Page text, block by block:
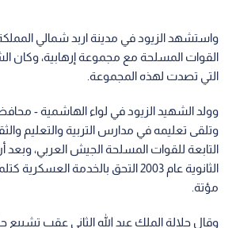
واستشهد الزيود في مدينة اربد شمالي
القوات المسلحة مع مجموعة إرهابية، وكان
التي تصدت لهذه المجموعة.
وتلقى تعليمه في مدارس التربية والتعليم
التابعة للقوات المسلحة الجيش العربي، وبعد
الثانوية عام 2003 التحق بالخدمة
مؤتة.
وقال جلالة الملك عبد الله الثاني عقب تشييع